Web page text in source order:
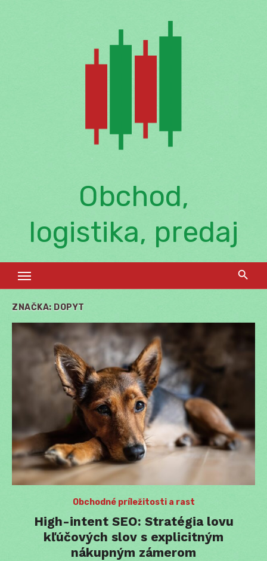
Obchod,
logistika, predaj
ZNAČKA: DOPYT
Obchodné príležitosti a rast
High-intent SEO: Stratégia lovu
kľúčových slov s explicitným
nákupným zámerom